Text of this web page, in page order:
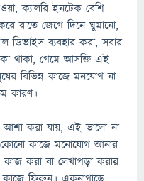
ক্যালরি ইনটেক বেশি
রাতে জেগে দিনে ঘুমানো,
ডিভাইস ব্যবহার করা, সবার
থাকা, গেমে আসক্তি এই
বিভিন্ন কাজে মনযোগ না
কারণ।
করা যায়, এই ভালো না
কোনো কাজে মনোযোগ আনার
কাজ করা বা লেখাপড়া করার